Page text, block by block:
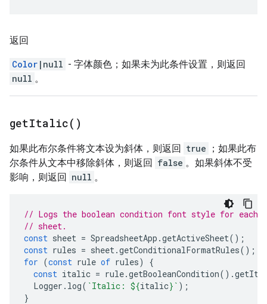
返回
Color |null - 字体颜色；如果未为此条件设置，则返回
null 。
getItalic( )
如果此布尔条件将文本设为斜体，则返回 true
；如果此布
尔条件从文本中移除斜体，则返回 false 。如果斜体不受
影响，则返回 null 。
// Logs the boolean condition font style for each
// sheet.
const sheet = SpreadsheetApp .getActiveSheet();
const rules = sheet.getConditionalFormatRules();
for (const rule of rules)
{
const italic = rule.getBooleanCondition().
Logger . log( `Italic: ${italic} ` );
}